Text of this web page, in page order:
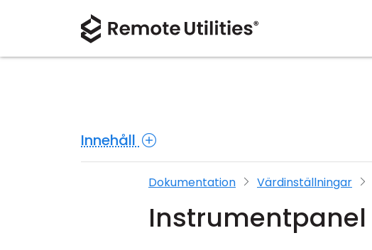
Innehåll
Dokumentation Värdinställningar
Instrumentpanel